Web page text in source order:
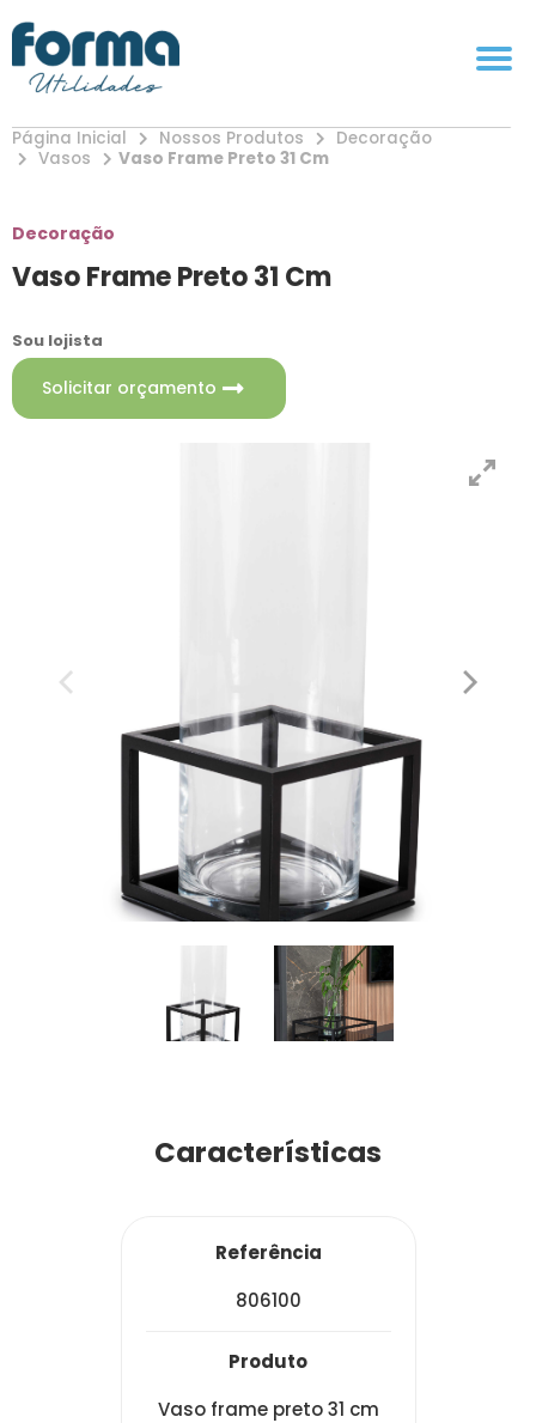
Página Inicial Nossos Produtos
Decoração
Vasos
Vaso Frame Preto 31 Cm
Decoração
Vaso Frame Preto 31 Cm
Sou lojista
Solicitar orçamento
Características
referência
806100
produto
vaso frame preto 31 cm